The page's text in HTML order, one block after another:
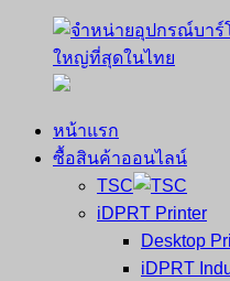
จำหน่าย
คอมพิวเตอร์
หน้าแรก
ซื้อสินค้าออนไลน์
TSC
iDPRT Printer
Desktop
iDPRT